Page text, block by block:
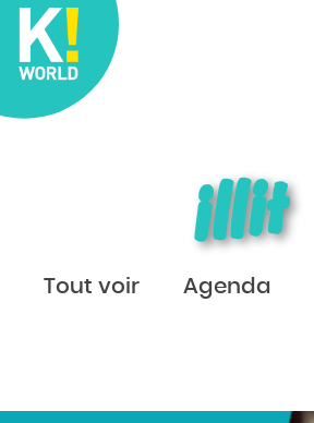
illit
Tout voir Agenda